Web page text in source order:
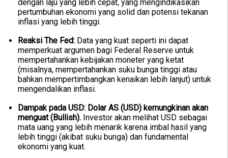
dengan laju yang lebih cepat, yang mengindikasikan
pertumbuhan ekonomi yang solid dan potensi tekanan
inflasi yang lebih tinggi.
Reaksi The Fed: Data yang kuat seperti ini dapat
memperkuat argumen bagi Federal Reserve untuk
mempertahankan kebijakan moneter yang ketat
(misalnya, mempertahankan suku bunga tinggi atau
bahkan mempertimbangkan kenaikan lebih lanjut) untuk
mengendalikan inflasi.
Dampak pada USD: Dolar AS (USD) kemungkinan akan
menguat (Bullish). Investor akan melihat USD sebagai
mata uang yang lebih menarik karena imbal hasil yang
lebih tinggi (akibat suku bunga) dan fundamental
ekonomi yang kuat.